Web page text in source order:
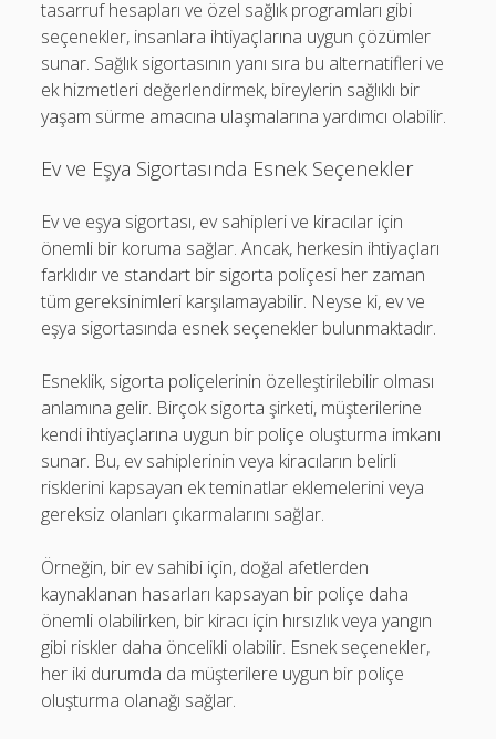
tasarruf hesapları ve özel sağlık programları gibi
seçenekler, insanlara ihtiyaçlarına uygun çözümler
sunar. Sağlık sigortasının yanı sıra bu alternatifleri ve
ek hizmetleri değerlendirmek, bireylerin sağlıklı bir
yaşam sürme amacına ulaşmalarına yardımcı olabilir.
Ev ve Eşya Sigortasında Esnek Seçenekler
Ev ve eşya sigortası, ev sahipleri ve kiracılar için
önemli bir koruma sağlar. Ancak, herkesin ihtiyaçları
farklıdır ve standart bir sigorta poliçesi her zaman
tüm gereksinimleri karşılamayabilir. Neyse ki, ev ve
eşya sigortasında esnek seçenekler bulunmaktadır.
Esneklik, sigorta poliçelerinin özelleştirilebilir olması
anlamına gelir. Birçok sigorta şirketi, müşterilerine
kendi ihtiyaçlarına uygun bir poliçe oluşturma imkanı
sunar. Bu, ev sahiplerinin veya kiracıların belirli
risklerini kapsayan ek teminatlar eklemelerini veya
gereksiz olanları çıkarmalarını sağlar.
Örneğin, bir ev sahibi için, doğal afetlerden
kaynaklanan hasarları kapsayan bir poliçe daha
önemli olabilirken, bir kiracı için hırsızlık veya yangın
gibi riskler daha öncelikli olabilir. Esnek seçenekler,
her iki durumda da müşterilere uygun bir poliçe
oluşturma olanağı sağlar.